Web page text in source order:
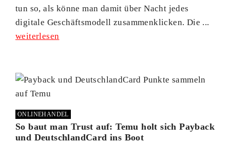
tun so, als könne man damit über Nacht jedes
digitale Geschäftsmodell zusammenklicken. Die ...
weiterlesen
ONLINEHANDEL
So baut man Trust auf: Temu holt sich Payback
und DeutschlandCard ins Boot